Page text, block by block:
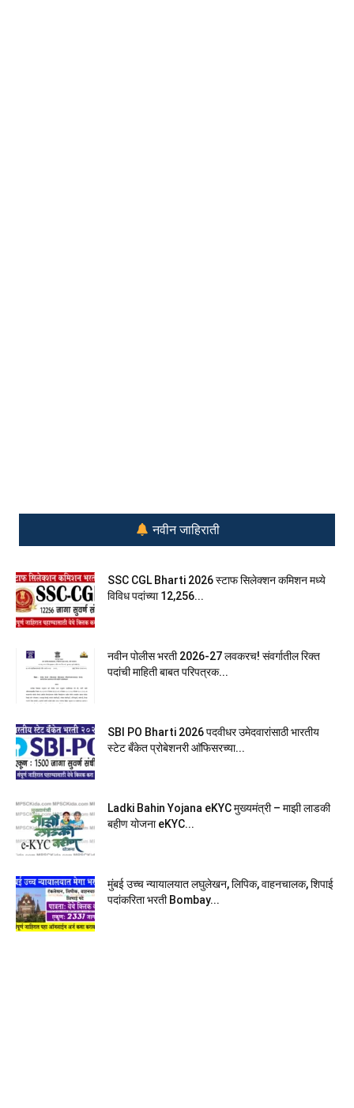
नवीन जाहिराती
SSC CGL Bharti 2026 स्टाफ सिलेक्शन कमिशन मध्ये
विविध पदांच्या 12,256...
नवीन पोलीस भरती 2026-27 लवकरच! संवर्गातील रिक्त
पदांची माहिती बाबत परिपत्रक...
SBI PO Bharti 2026 पदवीधर उमेदवारांसाठी भारतीय
स्टेट बँकेत प्रोबेशनरी आ‍ॅफिसरच्या...
Ladki Bahin Yojana eKYC मुख्यमंत्री – माझी लाडकी
बहीण योजना eKYC...
मुंबई उच्च न्यायालयात लघुलेखन, लिपिक, वाहनचालक, शिपाई
पदांकरिता भरती Bombay...